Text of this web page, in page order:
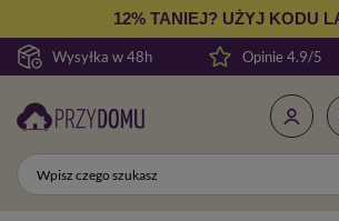
Wysyłka w 48h
12% TANIEJ? UŻYJ KODU
Opinie 4.9/5